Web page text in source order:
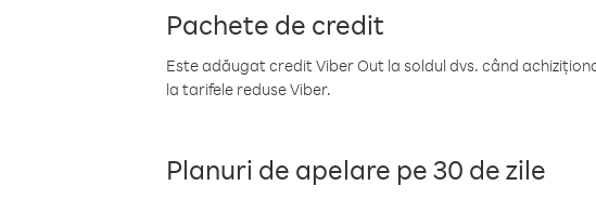
Pachete de credit
Este adăugat credit Viber Out la soldul dvs. când
la tarifele reduse Viber.
Planuri de apelare pe 30 de zile